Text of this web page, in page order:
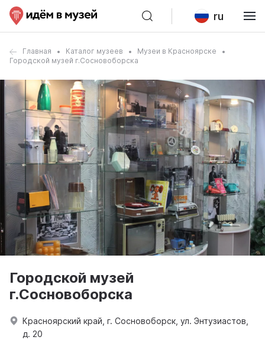
ru
Главная Каталог музеев
Музеи в Красноярске
Городской музей г.Сосновоборска
Городской музей
г.Сосновоборска
Красноярский край, г. Сосновоборск, ул. Энтузиастов,
д. 20